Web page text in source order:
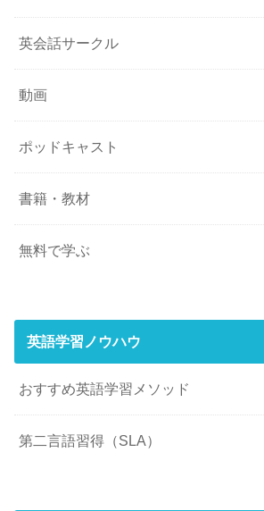
英会話サークル
動画
ポッドキャスト
書籍・教材
無料で学ぶ
英語学習ノウハウ
おすすめ英語学習メソッド
第二言語習得（SLA）